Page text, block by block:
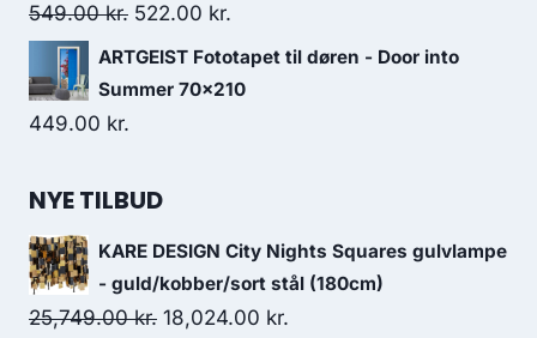
549.00kr. 522.00 kr.
ARTGEIST Fototapet til døren - Door into
Summer 70x210
449.00 kr.
NYE TILBUD
KARE DESIGN City Nights Squares gulvlampe
- guld/kobber/sort stål (180cm)
25,749.00kr. 18,024.00 kr.